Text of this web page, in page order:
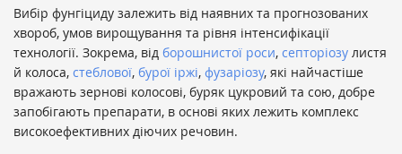
Вибір фунгіциду залежить від наявних та прогнозованих
хвороб, умов вирощування та рівня інтенсифікації
технології. Зокрема, від борошнистої роси, септоріозу листя
й колоса, стеблової, бурої іржі, фузаріозу, які найчастіше
вражають зернові колосові, буряк цукровий та сою, добре
запобігають препарати, в основі яких лежить комплекс
високоефективних діючих речовин.